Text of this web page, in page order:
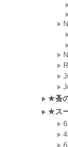
★蚤
★ス